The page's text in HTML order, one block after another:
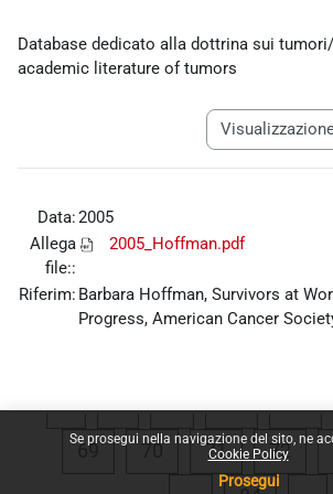
Se prosegui nella navigazione del sito, ne
Cookie Policy
Prosegui
Database dedicato alla dottrina sui
academic literature of tumors
Navigazione
Data:2005
Allega
file::
2005_Hoffman.pdf
Riferim: Barbara Hoffman, Survivors at
Progress, American Cancer
« 1 … 65 66
69Pagina 69
70Pagina 70
71Pagina 71
72